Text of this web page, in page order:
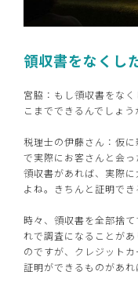
領収書をなくし
宮脇：もし領収書をな
こまでできるんでしょう
税理士の伊藤さん：仮
で実際にお客さんと会
領収書があれば、実際
よね。きちんと証明でき
時々、領収書を全部捨
れで調査になることが
のですが、クレジット
証明ができるものがあれ